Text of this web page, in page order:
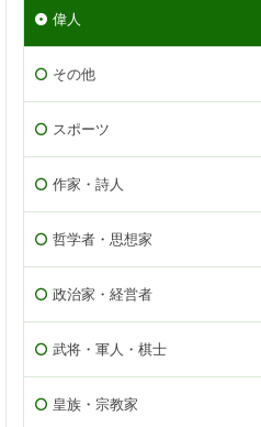
偉人
その他
スポーツ
作家・詩人
哲学者・思想家
政治家・経営者
武将・軍人・棋士
皇族・宗教家